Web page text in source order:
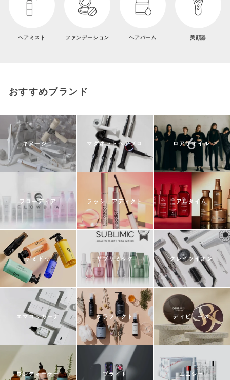
ヘアミスト ファンデーション ヘアバーム 美顔器
おすすめブランド
キヌージョ マグネットヘアプロ ロアザオイル
フローディア ラッシュアディクト アルタイム
デミドゥ サブリミック クレイツイオン
エマコッカーナ ケラフェクト ディビュース
ワンディーケー ブライト エニシー